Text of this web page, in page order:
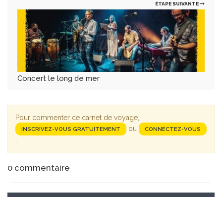
ÉTAPE SUIVANTE
Concert le long de mer
Pour commenter ce carnet de voyage,
INSCRIVEZ-VOUS GRATUITEMENT ou CONNECTEZ-VOUS
0 commentaire